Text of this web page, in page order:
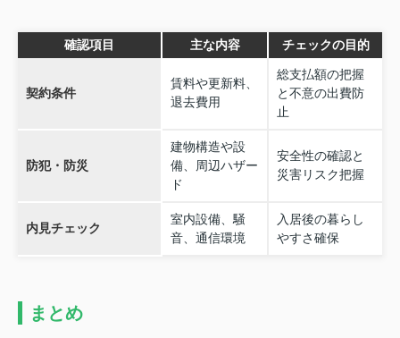
確認項目 主な内容 チェックの目的
契約条件
賃料や更新料、
退去費用
総支払額の把握
と不意の出費防
止
防犯・防災
建物構造や設
備、周辺ハザー
ド
安全性の確認と
災害リスク把握
内見チェック
室内設備、騒
音、通信環境
入居後の暮らし
やすさ確保
まとめ